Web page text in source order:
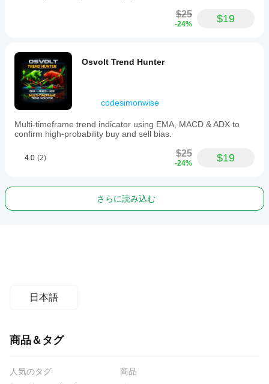
$25
-24% $19
Osvolt Trend Hunter
codesimonwise
Multi-timeframe trend indicator using EMA, MACD & ADX to
confirm high-probability buy and sell bias.
4.0 (2) $25
-24% $19
さらに読み込む
日本語
商品＆タグ
人気のタグ
商品